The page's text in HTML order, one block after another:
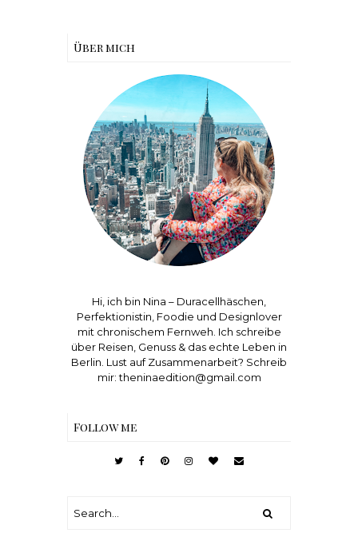
Über mich
Hi, ich bin Nina – Duracellhäschen,
Perfektionistin, Foodie und Designlover
mit chronischem Fernweh. Ich schreibe
über Reisen, Genuss & das echte Leben in
Berlin. Lust auf Zusammenarbeit? Schreib
mir: theninaedition@gmail.com
Follow me